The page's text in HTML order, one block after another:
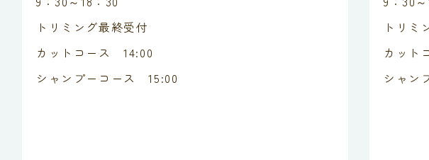
トリミング最終受付
カットコース 14:00
シャンプーコース 15:00
トリミ
カット
シャン